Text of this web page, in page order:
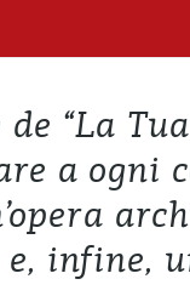
de “La
a ogni
infine,